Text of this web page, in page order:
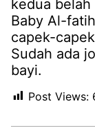
kedua
Baby Al-
capek-
Sudah ada
bayi.
Post Views: